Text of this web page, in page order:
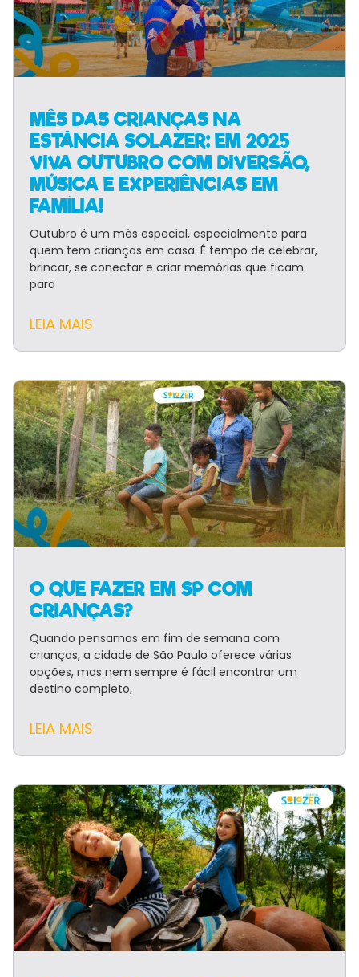
MÊS DAS CRIANÇAS NA
ESTÂNCIA SOLAZER: EM 2025
VIVA OUTUBRO COM DIVERSÃO,
MÚSICA E EXPERIÊNCIAS EM
FAMÍLIA!
Outubro é um mês especial, especialmente para
quem tem crianças em casa. É tempo de celebrar,
brincar, se conectar e criar memórias que ficam
para
LEIA MAIS
O QUE FAZER EM SP COM
CRIANÇAS?
Quando pensamos em fim de semana com
crianças, a cidade de São Paulo oferece várias
opções, mas nem sempre é fácil encontrar um
destino completo,
LEIA MAIS